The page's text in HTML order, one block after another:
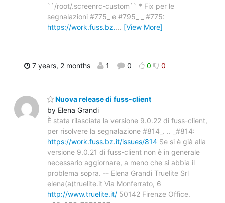
``/root/.screenrc-custom`` * Fix per le
segnalazioni #775_ e #795_ _ #775:
https://work.fuss.bz.… [View More]
7 years, 2 months 1 0 0 0
Nuova release di fuss-client
by Elena Grandi
È stata rilasciata la versione 9.0.22 di fuss-client,
per risolvere la segnalazione #814_. .. _#814:
https://work.fuss.bz.it/issues/814 Se si è già alla
versione 9.0.21 di fuss-client non è in generale
necessario aggiornare, a meno che si abbia il
problema sopra. -- Elena Grandi Truelite Srl
elena(a)truelite.it Via Monferrato, 6
http://www.truelite.it/ 50142 Firenze Office.